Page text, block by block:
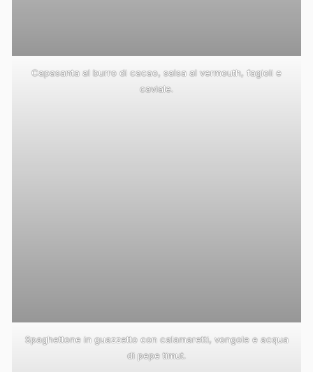
Capasanta al burro di cacao, salsa al vermouth, fagioli e
caviale.
Spaghettone in guazzetto con calamaretti, vongole e acqua
di pepe timut.